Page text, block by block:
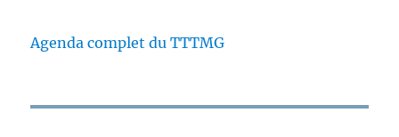
Agenda complet du TTTMG